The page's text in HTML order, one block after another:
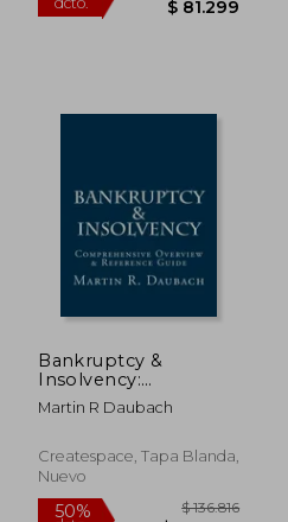
50%
dcto.
$ 162.597
$ 81.299
Bankruptcy &
Insolvency:
Comprehensive
Overview &
Martin R Daubach
Createspace, Tapa Blanda,
Nuevo